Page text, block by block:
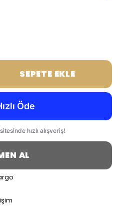
SEPETE EKLE
AL